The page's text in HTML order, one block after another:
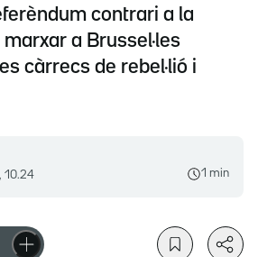
contrari a la
a Brussel·les
càrrecs de rebel·lió i
10.24 1 min